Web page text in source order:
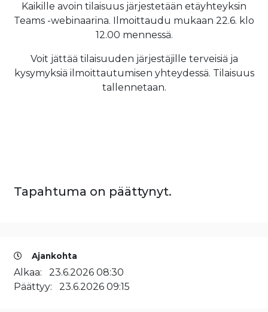
Kaikille avoin tilaisuus järjestetään etäyhteyksin
Teams -webinaarina. Ilmoittaudu mukaan 22.6. klo
12.00 mennessä.
Voit jättää tilaisuuden järjestäjille terveisiä ja
kysymyksiä ilmoittautumisen yhteydessä. Tilaisuus
tallennetaan.
Tapahtuma on päättynyt.
Ajankohta
Alkaa: 23.6.2026 08:30
Päättyy: 23.6.2026 09:15